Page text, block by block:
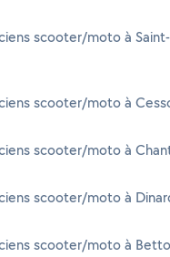
scooter/moto à
scooter/moto à
scooter/moto à
scooter/moto à
scooter/moto à